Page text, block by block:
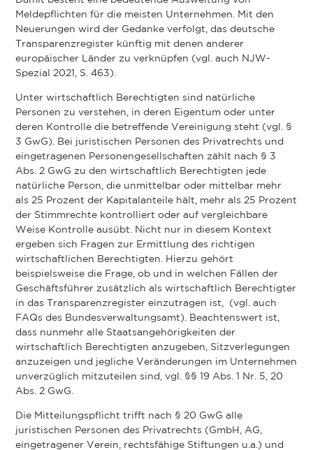
Meldepflichten für die meisten Unternehmen. Mit den
Neuerungen wird der Gedanke verfolgt, das deutsche
Transparenzregister künftig mit denen anderer
europäischer Länder zu verknüpfen (vgl. auch NJW-
Spezial 2021, S. 463).
Unter wirtschaftlich Berechtigten sind natürliche
Personen zu verstehen, in deren Eigentum oder unter
deren Kontrolle die betreffende Vereinigung steht (vgl. §
3 GwG). Bei juristischen Personen des Privatrechts und
eingetragenen Personengesellschaften zählt nach § 3
Abs. 2 GwG zu den wirtschaftlich Berechtigten jede
natürliche Person, die unmittelbar oder mittelbar mehr
als 25 Prozent der Kapitalanteile hält, mehr als 25 Prozent
der Stimmrechte kontrolliert oder auf vergleichbare
Weise Kontrolle ausübt. Nicht nur in diesem Kontext
ergeben sich Fragen zur Ermittlung des richtigen
wirtschaftlichen Berechtigten. Hierzu gehört
beispielsweise die Frage, ob und in welchen Fällen der
Geschäftsführer zusätzlich als wirtschaftlich Berechtigter
in das Transparenzregister einzutragen ist, (vgl. auch
FAQs des Bundesverwaltungsamt). Beachtenswert ist,
dass nunmehr alle Staatsangehörigkeiten der
wirtschaftlich Berechtigten anzugeben, Sitzverlegungen
anzuzeigen und jegliche Veränderungen im Unternehmen
unverzüglich mitzuteilen sind, vgl. §§ 19 Abs. 1 Nr. 5, 20
Abs. 2 GwG.
Die Mitteilungspflicht trifft nach § 20 GwG alle
juristischen Personen des Privatrechts (GmbH, AG,
eingetragener Verein, rechtsfähige Stiftungen u.a.) und